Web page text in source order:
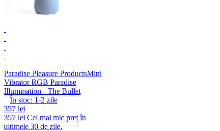
Paradise Pleasure ProductsMini
Vibrator RGB Paradise
Illumination - The Bullet
În stoc: 1-2 zile
357 lei
357 lei Cel mai mic preț în
ultimele 30 de zile.